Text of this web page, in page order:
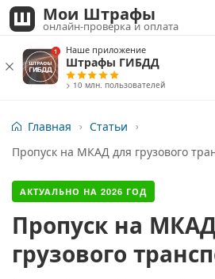
Мои Штрафы
онлайн-проверка и оплата
Наше приложение
Штрафы ГИБДД
> 10 млн. пользователей
Главная
Статьи
Пропуск на МКАД для грузового
АКТУАЛЬНО НА 2026 ГОД
Пропуск на
грузового